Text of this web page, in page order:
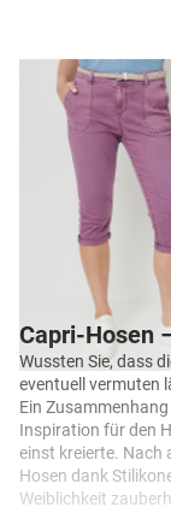
Slim Fit Caprihose m. Flechtgürtel
Capri-Hosen
Wussten Sie, dass
eventuell vermuten
Ein
Inspiration für den
einst kreierte. Nach
Hosen dank
Weiblichkeit